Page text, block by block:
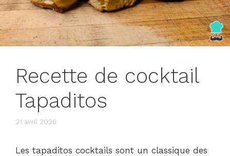
Recette de cocktail
Tapaditos
21 avril 2026
Les tapaditos cocktails sont un classique des